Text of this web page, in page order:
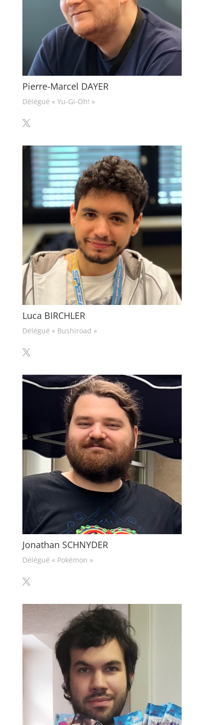
Pierre-Marcel DAYER
Délégué « Yu-Gi-Oh! »
Luca BIRCHLER
Délégué « Bushiroad »
Jonathan SCHNYDER
Délégué « Pokémon »